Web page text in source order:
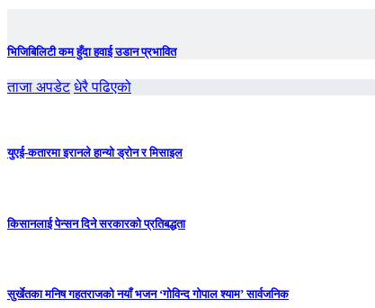
भिजिबिलिटी कम हुँदा हवाई उडान प्रभावित
ताजा अपडेट धेरै पढिएको
युएई-कतारमा इरानले हान्यो ड्रोन र मिसाइल
किसानलाई पेन्सन दिने सरकारको प्रतिबद्धता
सुर्खेतका मनिष गहतराजको नयाँ भजन ‘गोविन्द गोपाल श्याम’ सार्वजनिक